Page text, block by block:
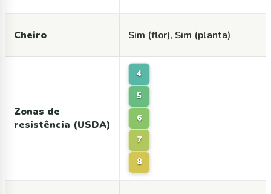
Cheiro Sim (flor), Sim (planta)
Zonas de
resistência (USDA)
4
5
6
7
8